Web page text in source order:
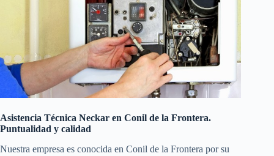
Asistencia Técnica Neckar en Conil de la Frontera.
Puntualidad y calidad
Nuestra empresa es conocida en Conil de la Frontera por su